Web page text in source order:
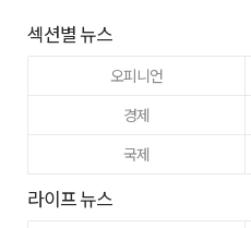
섹션별 뉴스
오피니언
경제
국제
라이프 뉴스